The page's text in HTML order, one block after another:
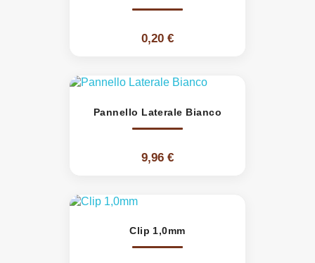
0,20 €
Pannello Laterale Bianco
9,96 €
Clip 1,0mm